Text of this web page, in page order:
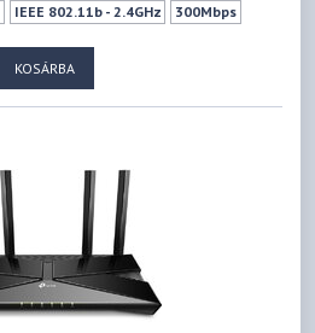
IEEE 802.11b - 2.4GHz 300Mbps
KOSÁRBA